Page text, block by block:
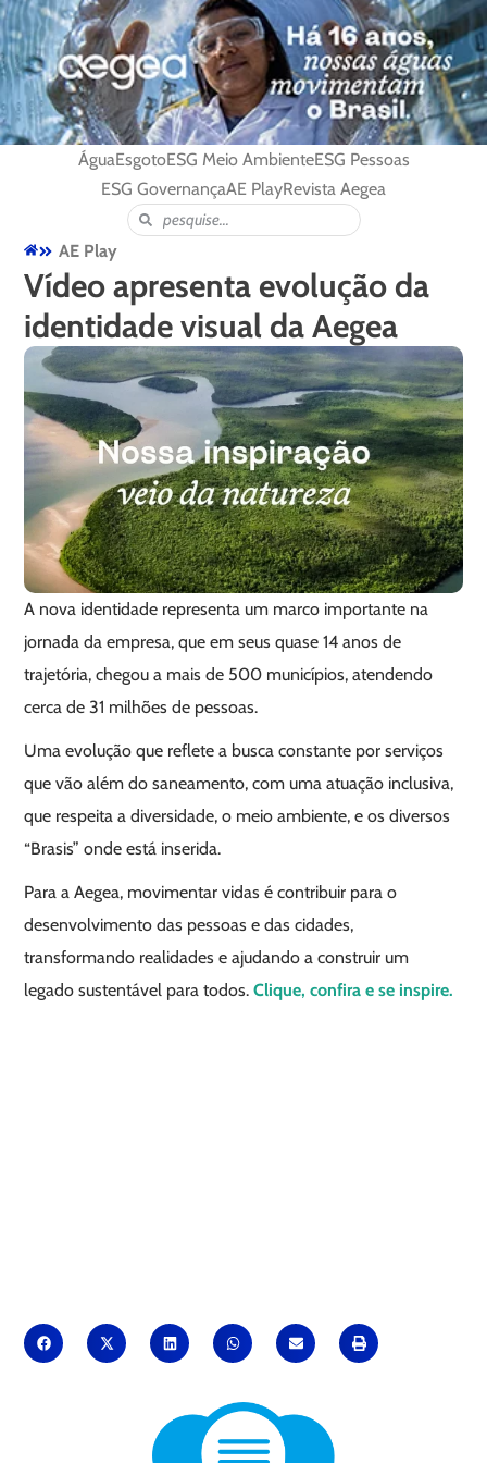
ÁguaEsgotoESG Meio AmbienteESG Pessoas
ESG GovernançaAE PlayRevista Aegea
AE Play
Vídeo apresenta evolução da
identidade visual da Aegea
A nova identidade representa um marco importante na
jornada da empresa, que em seus quase 14 anos de
trajetória, chegou a mais de 500 municípios, atendendo
cerca de 31 milhões de pessoas.
Uma evolução que reflete a busca constante por serviços
que vão além do saneamento, com uma atuação inclusiva,
que respeita a diversidade, o meio ambiente, e os diversos
“Brasis” onde está inserida.
Para a Aegea, movimentar vidas é contribuir para o
desenvolvimento das pessoas e das cidades,
transformando realidades e ajudando a construir um
legado sustentável para todos.Clique, confira e se inspire.